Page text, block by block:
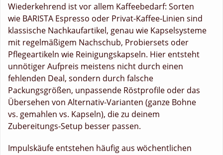
Wiederkehrend ist vor allem Kaffeebedarf: Sorten
wie BARISTA Espresso oder Privat-Kaffee-Linien sind
klassische Nachkaufartikel, genau wie Kapselsysteme
mit regelmäßigem Nachschub, Probiersets oder
Pflegeartikeln wie Reinigungskapseln. Hier entsteht
unnötiger Aufpreis meistens nicht durch einen
fehlenden Deal, sondern durch falsche
Packungsgrößen, unpassende Röstprofile oder das
Übersehen von Alternativ-Varianten (ganze Bohne
vs. gemahlen vs. Kapseln), die zu deinem
Zubereitungs-Setup besser passen.
Impulskäufe entstehen häufig aus wöchentlichen